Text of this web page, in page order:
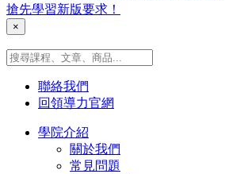
搶先學習新版要求！
×
聯絡我們
回領導力官網
學院介紹
關於我們
常見問題